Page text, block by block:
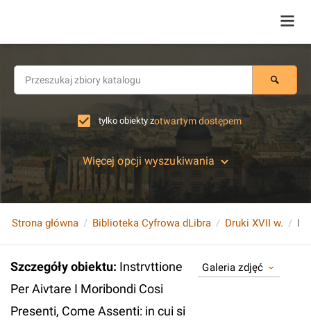
tylko obiekty zotwartym dostępem
Więcej opcji wyszukiwania
Strona główna Biblioteka Cyfrowa dLibra Druki XVII w.
Szczegóły obiektu: Instrvttione
Per Aivtare I Moribondi Cosi
Presenti, Come Assenti: in cui si
Galeria zdjęć